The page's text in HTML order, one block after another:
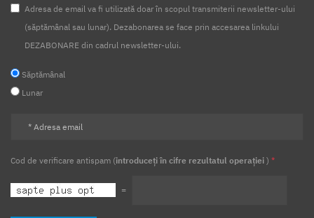
Adresa de email va fi utilizată doar în scopul transmiterii newsletter-ului
(săptămânal sau lunar). Dezabonarea se face prin accesarea linkului
DEZABONARE din cadrul newsletter-ului.
Săptămânal
Lunar
Cod de verificare antispam (introduceți în cifre rezultatul operației ) *
=